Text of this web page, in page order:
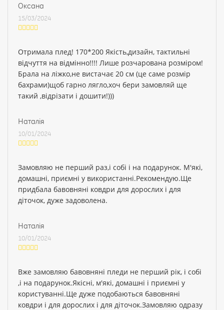
Оксана
15/03/2024
Отримала плед! 170*200 Якість,дизайн, тактильні
відчуття на відмінно!!!! Лише розчарована розміром!
Брала на ліжко,не вистачає 20 см (це саме розмір
бахрами)щоб гарно лягло,хоч бери замовляй ще
такий ,відрізати і дошити!)))
Наталія
10/01/2024
Замовляю не перший раз,і собі і на подарунок. М'які,
домашні, приємні у використанні.Рекомендую.Ще
придбала бавовняні ковдри для дорослих і для
діточок, дуже задоволена.
Наталія
10/01/2024
Вже замовляю бавовняні пледи не перший рік, і собі
,і на подарунок.Якісні, м'які, домашні і приємні у
користуванні.Ще дуже подобаються бавовняні
ковдри і для дорослих і для діточок.Замовляю одразу